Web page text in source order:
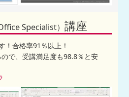
Specialist）講座
！合格率91％以上！
で、受講満足度も98.8％と安